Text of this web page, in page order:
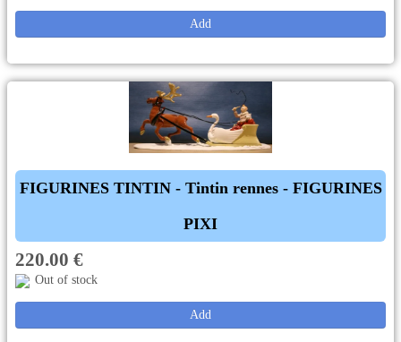
Add
FIGURINES TINTIN - Tintin rennes - FIGURINES
PIXI
220.00 €
Out of stock
Add